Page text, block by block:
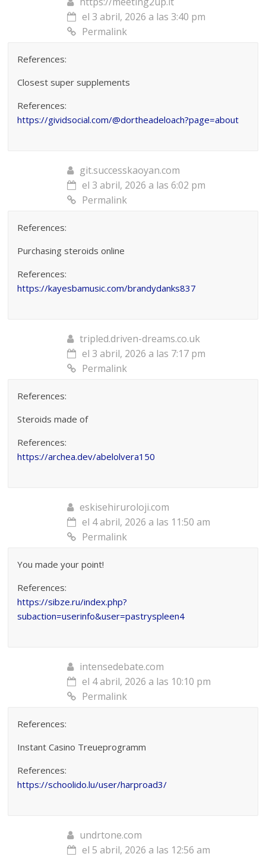
el 3 abril, 2026 a las 3:40 pm
Permalink
References:
Closest super supplements
References:
https://gividsocial.com/@dortheadeloach?page=about
git.successkaoyan.com
el 3 abril, 2026 a las 6:02 pm
Permalink
References:
Purchasing steroids online
References:
https://kayesbamusic.com/brandydanks837
tripled.driven-dreams.co.uk
el 3 abril, 2026 a las 7:17 pm
Permalink
References:
Steroids made of
References:
https://archea.dev/abelolvera150
eskisehiruroloji.com
el 4 abril, 2026 a las 11:50 am
Permalink
You made your point!
References:
https://sibze.ru/index.php?
subaction=userinfo&user=pastryspleen4
intensedebate.com
el 4 abril, 2026 a las 10:10 pm
Permalink
References:
Instant Casino Treueprogramm
References:
https://schoolido.lu/user/harproad3/
undrtone.com
el 5 abril, 2026 a las 12:56 am